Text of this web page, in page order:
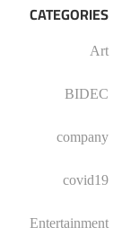
CATEGORIES
Art
BIDEC
company
covid19
Entertainment